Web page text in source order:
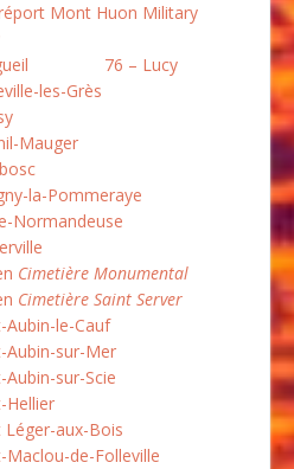
Mont Huon Military
76 – Lucy
les-Grès
Mauger
la-Pommeraye
Normandeuse
Cimetière Monumental
Cimetière Saint Server
Aubin-le-Cauf
Aubin-sur-Mer
Aubin-sur-Scie
Hellier
Léger-aux-Bois
Maclou-de-Folleville